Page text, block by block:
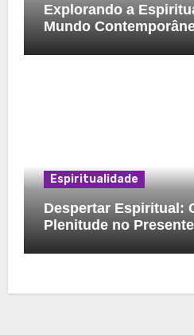
Explorando a
Mundo
Espiritualidade
Despertar Espiritual:
Plenitude no Presente